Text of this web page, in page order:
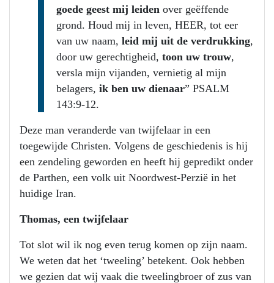
goede geest mij leiden over geëffende
grond. Houd mij in leven, HEER, tot eer
van uw naam, leid mij uit de verdrukking,
door uw gerechtigheid, toon uw trouw,
versla mijn vijanden, vernietig al mijn
belagers, ik ben uw dienaar” PSALM
143:9-12.
Deze man veranderde van twijfelaar in een
toegewijde Christen. Volgens de geschiedenis is hij
een zendeling geworden en heeft hij gepredikt onder
de Parthen, een volk uit Noordwest-Perzië in het
huidige Iran.
Thomas, een twijfelaar
Tot slot wil ik nog even terug komen op zijn naam.
We weten dat het ‘tweeling’ betekent. Ook hebben
we gezien dat wij vaak die tweelingbroer of zus van